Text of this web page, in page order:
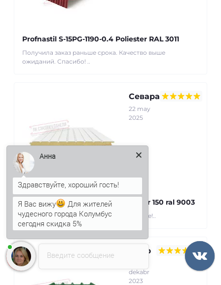
Profnastil S-15PG-1190-0.4 Poliester RAL 3011
Получила заказ раньше срока. Качество выше
ожиданий. Спасибо! ..
Севара
22 may
2025
Devor uchun PIR sendvich panellar 150 ral 9003
Все пришло вовремя, упаковка на высоте!..
Умар
dekabr
2023
Введите сообщение
Анна
Я Вас вижу
Для жителей
чудесного города Колумбус
сегодня скидка 5%